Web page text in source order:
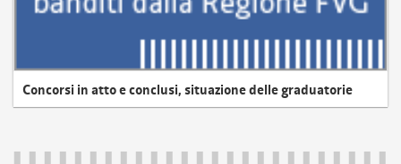
Concorsi in atto e conclusi, situazione delle graduatorie